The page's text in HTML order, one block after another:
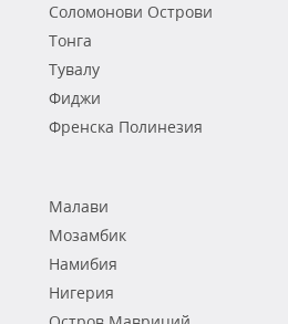
Соломонови Острови
Тонга
Тувалу
Фиджи
Френска Полинезия
Малави
Мозамбик
Намибия
Нигерия